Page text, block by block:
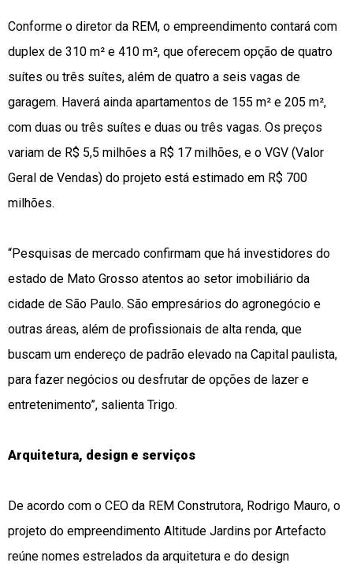
Conforme o diretor da REM, o empreendimento contará com
duplex de 310 m² e 410 m², que oferecem opção de quatro
suítes ou três suítes, além de quatro a seis vagas de
garagem. Haverá ainda apartamentos de 155 m² e 205 m²,
com duas ou três suítes e duas ou três vagas. Os preços
variam de R$ 5,5 milhões a R$ 17 milhões, e o VGV (Valor
Geral de Vendas) do projeto está estimado em R$ 700
milhões.
“Pesquisas de mercado confirmam que há investidores do
estado de Mato Grosso atentos ao setor imobiliário da
cidade de São Paulo. São empresários do agronegócio e
outras áreas, além de profissionais de alta renda, que
buscam um endereço de padrão elevado na Capital paulista,
para fazer negócios ou desfrutar de opções de lazer e
entretenimento”, salienta Trigo.
Arquitetura, design e serviços
De acordo com o CEO da REM Construtora, Rodrigo Mauro, o
projeto do empreendimento Altitude Jardins por Artefacto
reúne nomes estrelados da arquitetura e do design